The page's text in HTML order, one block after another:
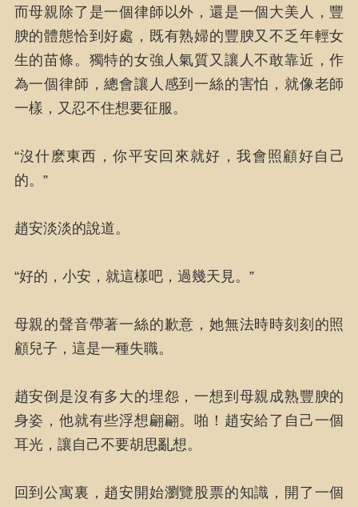
而母親除了是一個律師以外，還是一個大美人，豐
腴的體態恰到好處，既有熟婦的豐腴又不乏年輕女
生的苗條。獨特的女強人氣質又讓人不敢靠近，作
為一個律師，總會讓人感到一絲的害怕，就像老師
一樣，又忍不住想要征服。
“沒什麽東西，你平安回來就好，我會照顧好自己
的。”
趙安淡淡的說道。
“好的，小安，就這樣吧，過幾天見。”
母親的聲音帶著一絲的歉意，她無法時時刻刻的照
顧兒子，這是一種失職。
趙安倒是沒有多大的埋怨，一想到母親成熟豐腴的
身姿，他就有些浮想翩翩。啪！趙安給了自己一個
耳光，讓自己不要胡思亂想。
回到公寓裏，趙安開始瀏覽股票的知識，開了一個